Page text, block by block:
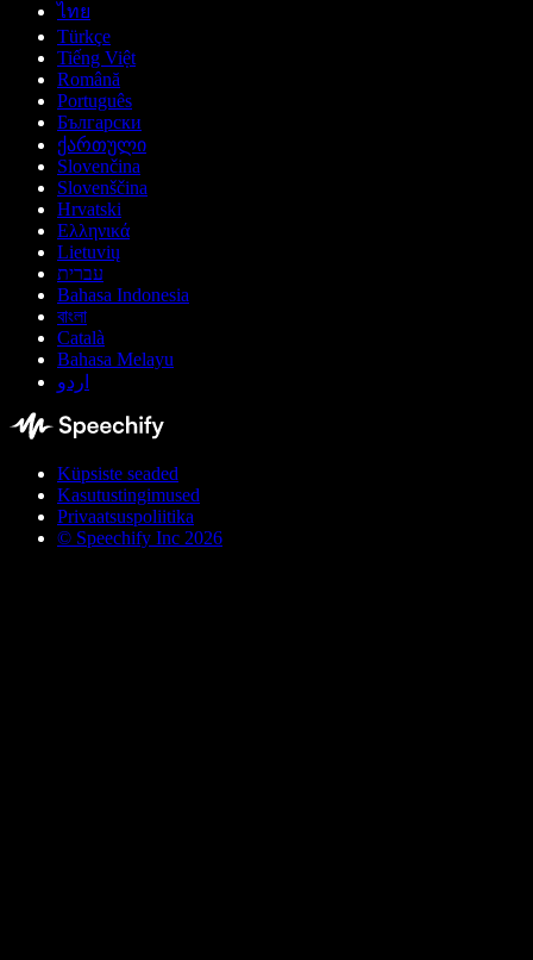
ไทย
Türkçe
Tiếng Việt
Română
Português
Български
ქართული
Slovenčina
Slovenščina
Hrvatski
Ελληνικά
Lietuvių
עברית
Bahasa Indonesia
বাংলা
Català
Bahasa Melayu
اردو
Küpsiste seaded
Kasutustingimused
Privaatsuspoliitika
© Speechify Inc 2026